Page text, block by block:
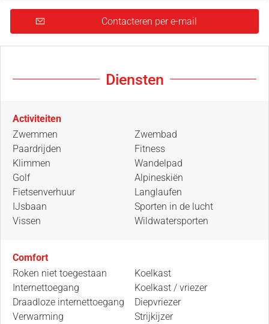
Contacteren per e-mail
Diensten
Activiteiten
Zwemmen
Paardrijden
Klimmen
Golf
Fietsenverhuur
IJsbaan
Vissen
Zwembad
Fitness
Wandelpad
Alpineskiën
Langlaufen
Sporten in de lucht
Wildwatersporten
Comfort
Roken niet toegestaan
Internettoegang
Draadloze internettoegang
Verwarming
Koelkast
Koelkast / vriezer
Diepvriezer
Strijkijzer